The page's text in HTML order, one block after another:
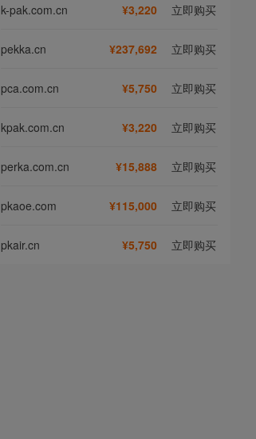
k-pak.com.cn ¥3,220 立即购买
pekka.cn ¥237,692 立即购买
pca.com.cn ¥5,750 立即购买
kpak.com.cn ¥3,220 立即购买
perka.com.cn ¥15,888 立即购买
pkaoe.com ¥115,000 立即购买
pkair.cn ¥5,750 立即购买